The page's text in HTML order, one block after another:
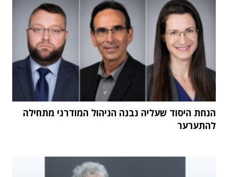
הנחת היסוד שעליה נבנה הניהול המודרני מתחילה
להתערער